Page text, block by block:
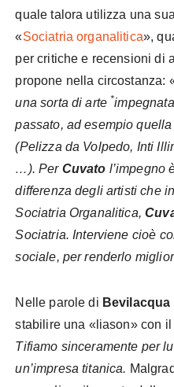
quale talora utilizza una
«Sociatria organalitica»,
per critiche e recensioni di
propone nella circostanza:
una sorta di arte *
passato, ad esempio
(Pelizza da Volpedo, Inti
…). Per Cuvato l’impegno
differenza degli artisti che
Sociatria Organalitica,
Sociatria. Interviene cioè
sociale, per renderlo
Nelle parole di Bevilacqua
stabilire una «liason» con
Tifiamo sinceramente per
un’impresa titanica.